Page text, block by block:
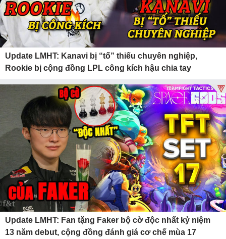
Update LMHT: Kanavi bị “tố” thiếu chuyên nghiệp,
Rookie bị cộng đồng LPL công kích hậu chia tay
Update LMHT: Fan tặng Faker bộ cờ độc nhất kỷ niệm
13 năm debut, cộng đồng đánh giá cơ chế mùa 17